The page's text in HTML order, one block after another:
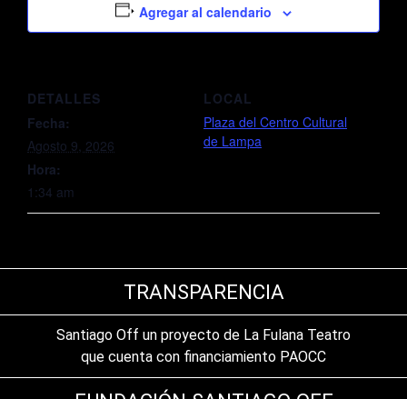
Agregar al calendario
DETALLES
Fecha:
Agosto 9, 2026
Hora:
1:34 am
LOCAL
Plaza del Centro Cultural
de Lampa
TRANSPARENCIA
Santiago Off un proyecto de La Fulana Teatro
que cuenta con financiamiento PAOCC